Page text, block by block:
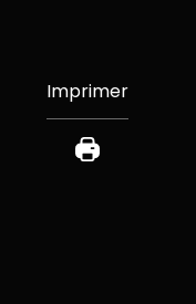
Imprimer